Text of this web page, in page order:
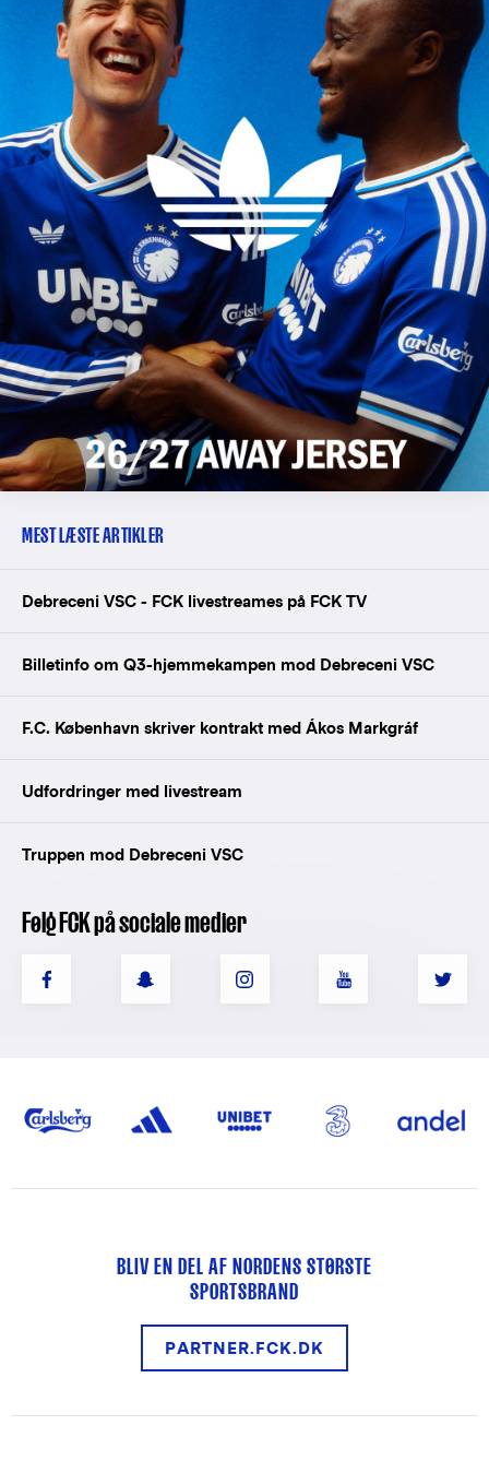
MEST LÆSTE ARTIKLER
Debreceni VSC - FCK livestreames på FCK TV
Billetinfo om Q3-hjemmekampen mod Debreceni VSC
F.C. København skriver kontrakt med Ákos Markgráf
Udfordringer med livestream
Truppen mod Debreceni VSC
Følg FCK på sociale medier
BLIV EN DEL AF NORDENS STØRSTE
SPORTSBRAND
PARTNER.FCK.DK